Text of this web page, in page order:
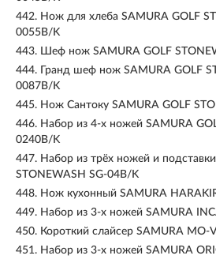
442. Нож для хлеба SAMURA GOLF
0055B/K
443. Шеф нож SAMURA GOLF
444.
Гранд шеф нож SAMURA GOLF
0087B/K
445. Нож Сантоку SAMURA GOLF
446. Набор из 4-x ножей SAMURA
0240B/K
447. Набор из трёх ножей и
STONEWASH SG-04B/K
448. Нож кухонный SAMURA
449. Набор из 3-х ножей SAMURA
450. Короткий слайсер SAMURA MO-
451. Набор из 3-х ножей SAMURA